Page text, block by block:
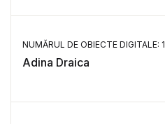
NUMĂRUL DE OBIECTE DIGITALE: 1
Adina Draica